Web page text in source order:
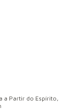
a Partir do Espírito,